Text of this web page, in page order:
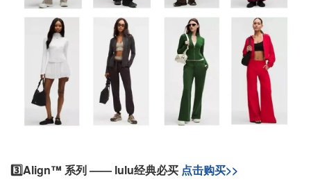
3️⃣Align™ 系列 —— lulu经典必买 点击购买>>